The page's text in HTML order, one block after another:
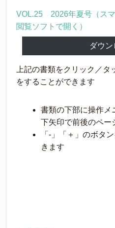
VOL.25 2026年夏号（ス
閲覧ソフトで開く）
ダウン
上記の書類をクリック／
をすることができます
書類の下部に操作メ
下矢印で前後のペー
「-」「＋」のボタ
きます